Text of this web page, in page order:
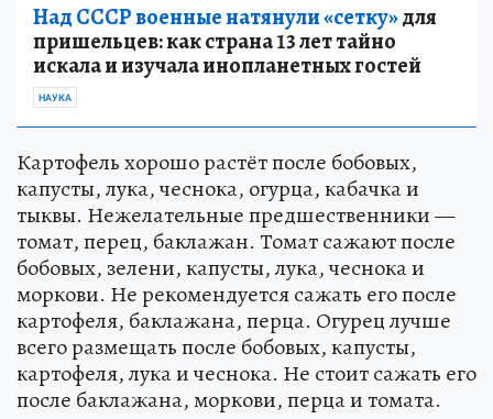
Над СССР военные натянули «сетку»для
пришельцев: как страна 13 лет тайно
искала и изучала инопланетных гостей
НАУКА
Картофель хорошо растёт после бобовых,
капусты, лука, чеснока, огурца, кабачка и
тыквы. Нежелательные предшественники —
томат, перец, баклажан. Томат сажают после
бобовых, зелени, капусты, лука, чеснока и
моркови. Не рекомендуется сажать его после
картофеля, баклажана, перца. Огурец лучше
всего размещать после бобовых, капусты,
картофеля, лука и чеснока. Не стоит сажать его
после баклажана, моркови, перца и томата.